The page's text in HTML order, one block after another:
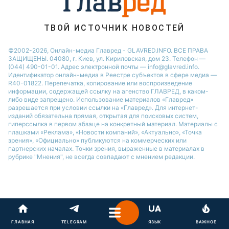
Новости Одессы
ТВОЙ ИСТОЧНИК НОВОСТЕЙ
©2002-2026, Онлайн-медиа Главред - GLAVRED.INFO. ВСЕ ПРАВА
ЗАЩИЩЕНЫ. 04080, г. Киев, ул. Кириловская, дом 23. Телефон —
(044) 490-01-01. Адрес электронной почты — info@glavred.info.
Идентификатор онлайн-медиа в Реестре cубъектов в сфере медиа —
R40-01822. Перепечатка, копирование или воспроизведение
информации, содержащей ссылку на агенство ГЛАВРЕД, в каком-
либо виде запрещено. Использование материалов «Главред»
разрешается при условии ссылки на «Главред». Для интернет-
изданий обязательна прямая, открытая для поисковых систем,
гиперссылка в первом абзаце на конкретный материал. Материалы с
плашками «Реклама», «Новости компаний», «Актуально», «Точка
зрения», «Официально» публикуются на коммерческих или
партнерских началах. Точки зрения, выраженные в материалах в
рубрике "Мнения", не всегда совпадают с мнением редакции.
ГЛАВНАЯ TELEGRAM ЯЗЫК ВАЖНОЕ